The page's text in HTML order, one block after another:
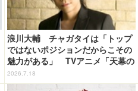
浪川大輔 チャガタイは「トップ
ではないポジションだからこその
魅力がある」 TVアニメ「天幕の
ジャードゥーガル」インタビュー
（７）
2026.7.18